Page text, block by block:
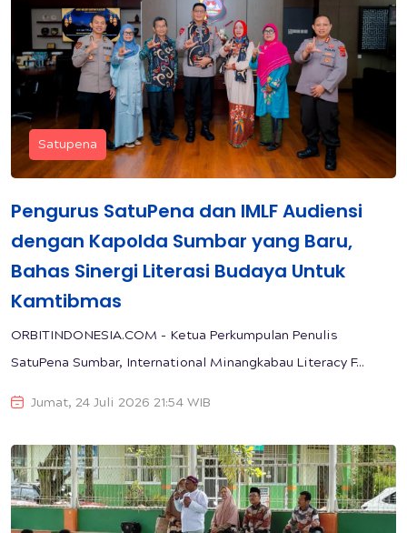
Satupena
Pengurus SatuPena dan IMLF Audiensi
dengan Kapolda Sumbar yang Baru,
Bahas Sinergi Literasi Budaya Untuk
Kamtibmas
ORBITINDONESIA.COM - Ketua Perkumpulan Penulis
SatuPena Sumbar, International Minangkabau Literacy F...
Jumat, 24 Juli 2026 21:54 WIB